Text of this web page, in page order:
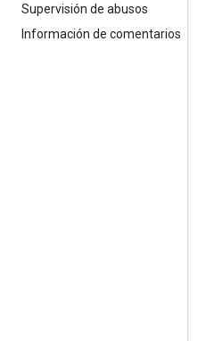
Supervisión de abusos
Información de comentarios